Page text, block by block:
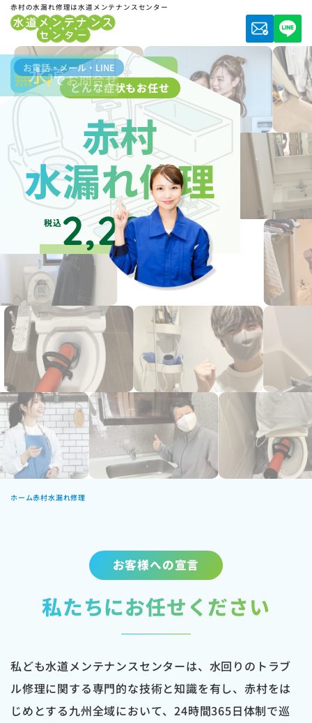
赤村の水漏れ修理は水道メンテナンスセンター
水道局指定業者
どんな症状もお任せ
赤村
水漏れ修理
税込2,200円～
ホーム赤村水漏れ修理
お客様への宣言
私たちにお任せください
私ども水道メンテナンスセンターは、水回りのトラブ
ル修理に関する専門的な技術と知識を有し、赤村をは
じめとする九州全域において、24時間365日体制で巡
お電話・メール・LINE
無料でお問合せ